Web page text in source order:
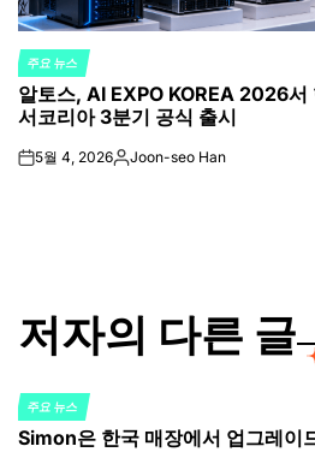
POSTED
IN
주요 뉴스
알토스, AI EXPO KOREA 2026
서코리아 3분기 공식 출시
on5월 4, 2026Posted
Joon-seo Han
저자의 다른 글
POSTED
IN
주요 뉴스
Simon은 한국 매장에서 업그레이